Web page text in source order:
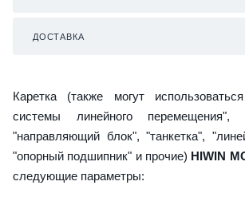
ДОСТАВКА
Каретка (также могут
системы линейного перемещения",
"направляющий блок", "танкетка",
"опорный подшипник" и прочие) HIWIN
следующие параметры: